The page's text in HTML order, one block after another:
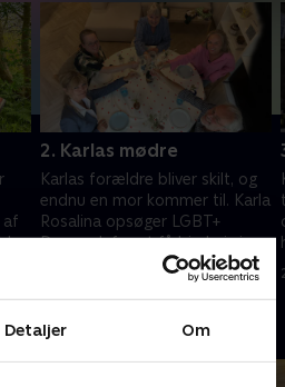
Detaljer Om
af
2. Karlas mødre
Karlas forældre bliver skilt, og
endnu en mor kommer til. Karla
Rosalina opsøger LGBT+
Danmark for at få hjælp i sin
kamp for fire juridiske
22. september 2023 • 16 min